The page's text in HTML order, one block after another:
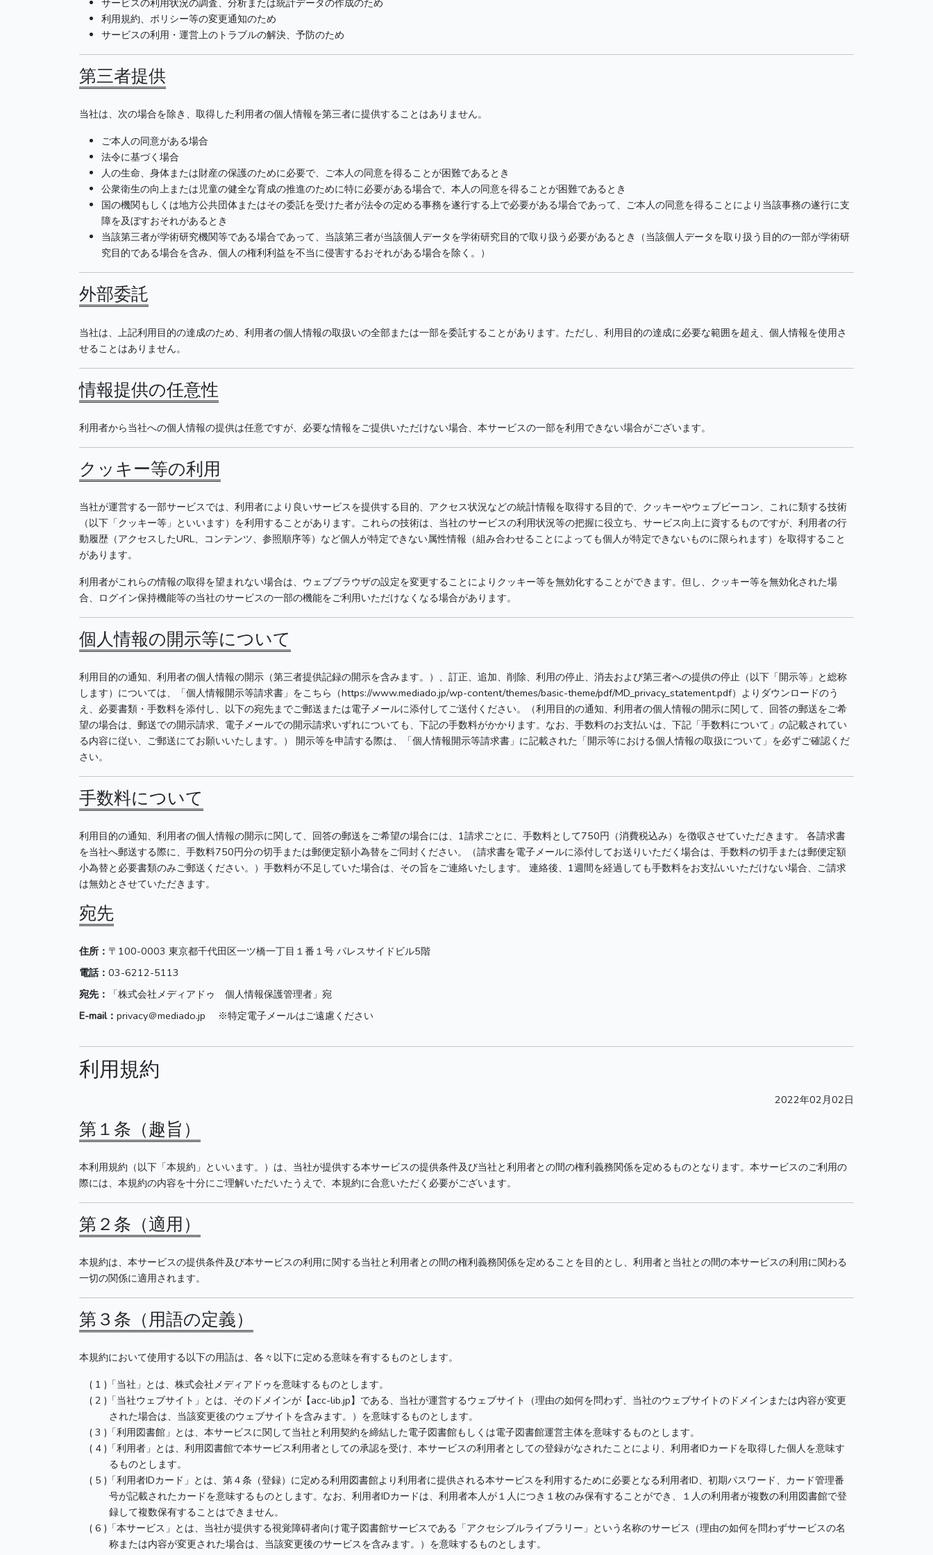
サービスの利用状況の調査、分析または統計データの作成のため
利用規約、ポリシー等の変更通知のため
サービスの利用・運営上のトラブルの解決、予防のため
第三者提供
当社は、次の場合を除き、取得した利用者の個人情報を第三者に提供することはありません。
ご本人の同意がある場合
法令に基づく場合
人の生命、身体または財産の保護のために必要で、ご本人の同意を得ることが困難であるとき
公衆衛生の向上または児童の健全な育成の推進のために特に必要がある場合で、本人の同意を得ることが困難であるとき
国の機関もしくは地方公共団体またはその委託を受けた者が法令の定める事務を遂行する上で必要がある場合であって、ご本人の同意を得ることにより当該事務の遂行に支
障を及ぼすおそれがあるとき
当該第三者が学術研究機関等である場合であって、当該第三者が当該個人データを学術研究目的で取り扱う必要があるとき（当該個人データを取り扱う目的の一部が学術研
究目的である場合を含み、個人の権利利益を不当に侵害するおそれがある場合を除く。）
外部委託
当社は、上記利用目的の達成のため、利用者の個人情報の取扱いの全部または一部を委託することがあります。ただし、利用目的の達成に必要な範囲を超え、個人情報を使用さ
せることはありません。
情報提供の任意性
利用者から当社への個人情報の提供は任意ですが、必要な情報をご提供いただけない場合、本サービスの一部を利用できない場合がございます。
クッキー等の利用
当社が運営する一部サービスでは、利用者により良いサービスを提供する目的、アクセス状況などの統計情報を取得する目的で、クッキーやウェブビーコン、これに類する技術
（以下「クッキー等」といいます）を利用することがあります。これらの技術は、当社のサービスの利用状況等の把握に役立ち、サービス向上に資するものですが、利用者の行
動履歴（アクセスしたURL、コンテンツ、参照順序等）など個人が特定できない属性情報（組み合わせることによっても個人が特定できないものに限られます）を取得すること
があります。
利用者がこれらの情報の取得を望まれない場合は、ウェブブラウザの設定を変更することによりクッキー等を無効化することができます。但し、クッキー等を無効化された場
合、ログイン保持機能等の当社のサービスの一部の機能をご利用いただけなくなる場合があります。
個人情報の開示等について
利用目的の通知、利用者の個人情報の開示（第三者提供記録の開示を含みます。）、訂正、追加、削除、利用の停止、消去および第三者への提供の停止（以下「開示等」と総称
します）については、「個人情報開示等請求書」をこちら（https://www.mediado.jp/wp-content/themes/basic-theme/pdf/MD_privacy_statement.pdf）よりダウンロードのう
え、必要書類・手数料を添付し、以下の宛先までご郵送または電子メールに添付してご送付ください。（利用目的の通知、利用者の個人情報の開示に関して、回答の郵送をご希
望の場合は、郵送での開示請求、電子メールでの開示請求いずれについても、下記の手数料がかかります。なお、手数料のお支払いは、下記「手数料について」の記載されてい
る内容に従い、ご郵送にてお願いいたします。） 開示等を申請する際は、「個人情報開示等請求書」に記載された「開示等における個人情報の取扱について」を必ずご確認くだ
さい。
手数料について
利用目的の通知、利用者の個人情報の開示に関して、回答の郵送をご希望の場合には、1請求ごとに、手数料として750円（消費税込み）を徴収させていただきます。 各請求書
を当社へ郵送する際に、手数料750円分の切手または郵便定額小為替をご同封ください。（請求書を電子メールに添付してお送りいただく場合は、手数料の切手または郵便定額
小為替と必要書類のみご郵送ください。）手数料が不足していた場合は、その旨をご連絡いたします。 連絡後、1週間を経過しても手数料をお支払いいただけない場合、ご請求
は無効とさせていただきます。
宛先
住所： 〒100-0003 東京都千代田区一ツ橋一丁目１番１号 パレスサイドビル5階
電話： 03-6212-5113
宛先：
「株式会社メディアドゥ 個人情報保護管理者」宛
E-mail： privacy＠mediado.jp ※特定電子メールはご遠慮ください
利用規約
2022年02月02日
第１条（趣旨）
本利用規約（以下「本規約」といいます。）は、当社が提供する本サービスの提供条件及び当社と利用者との間の権利義務関係を定めるものとなります。本サービスのご利用の
際には、本規約の内容を十分にご理解いただいたうえで、本規約に合意いただく必要がございます。
第２条（適用）
本規約は、本サービスの提供条件及び本サービスの利用に関する当社と利用者との間の権利義務関係を定めることを目的とし、利用者と当社との間の本サービスの利用に関わる
一切の関係に適用されます。
第３条（用語の定義）
本規約において使用する以下の用語は、各々以下に定める意味を有するものとします。
「当社」とは、株式会社メディアドゥを意味するものとします。
「当社ウェブサイト」とは、そのドメインが【acc-lib.jp】である、当社が運営するウェブサイト（理由の如何を問わず、当社のウェブサイトのドメインまたは内容が変更
された場合は、当該変更後のウェブサイトを含みます。）を意味するものとします。
「利用図書館」とは、本サービスに関して当社と利用契約を締結した電子図書館もしくは電子図書館運営主体を意味するものとします。
「利用者」とは、利用図書館で本サービス利用者としての承認を受け、本サービスの利用者としての登録がなされたことにより、利用者IDカードを取得した個人を意味す
るものとします。
「利用者IDカード」とは、第４条（登録）に定める利用図書館より利用者に提供される本サービスを利用するために必要となる利用者ID、初期パスワード、カード管理番
号が記載されたカードを意味するものとします。なお、利用者IDカードは、利用者本人が１人につき１枚のみ保有することができ、１人の利用者が複数の利用図書館で登
録して複数保有することはできません。
「本サービス」とは、当社が提供する視覚障碍者向け電子図書館サービスである「アクセシブルライブラリー」という名称のサービス（理由の如何を問わずサービスの名
称または内容が変更された場合は、当該変更後のサービスを含みます。）を意味するものとします。